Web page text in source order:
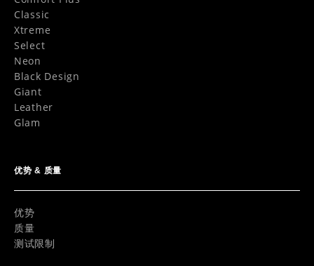
Classic
Xtreme
Select
Neon
Black Design
Giant
Leather
Glam
优势 & 质量
优势
质量
测试限制